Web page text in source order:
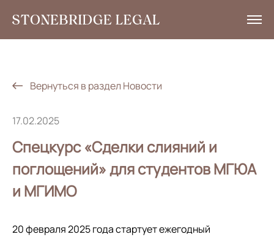
EN
Вернуться в раздел Новости
17.02.2025
Спецкурс «Сделки слияний и
поглощений» для студентов МГЮА
и МГИМО
20 февраля 2025 года стартует ежегодный